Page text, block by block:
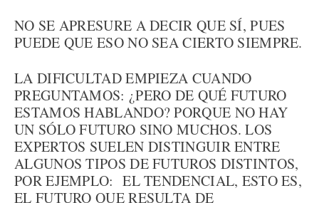
NO SE APRESURE A DECIR QUE SÍ, PUES
PUEDE QUE ESO NO SEA CIERTO SIEMPRE.
LA DIFICULTAD EMPIEZA CUANDO
PREGUNTAMOS: ¿PERO DE QUÉ FUTURO
ESTAMOS HABLANDO? PORQUE NO HAY
UN SÓLO FUTURO SINO MUCHOS. LOS
EXPERTOS SUELEN DISTINGUIR ENTRE
ALGUNOS TIPOS DE FUTUROS DISTINTOS,
POR EJEMPLO: EL TENDENCIAL, ESTO ES,
EL FUTURO QUE RESULTA DE